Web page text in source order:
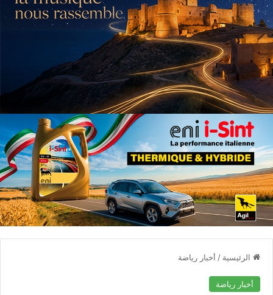
الرئيسية / أخبار رياضة
أخبار رياضة